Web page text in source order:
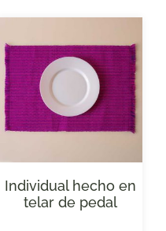
Individual hecho en
telar de pedal